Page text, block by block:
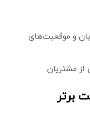
و موقعیت‌های
از مشتریان.
برتر